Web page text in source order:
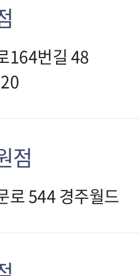
164번길 48
점
로 544 경주월드